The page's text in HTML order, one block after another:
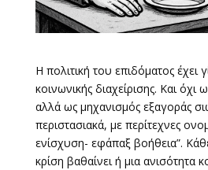
Η πολιτική του επιδόματος έχει
κοινωνικής διαχείρισης. Και όχι
αλλά ως μηχανισμός εξαγοράς
περιστασιακά, με περίτεχνες
ενίσχυση- εφάπαξ βοήθεια”.
κρίση βαθαίνει ή μια ανισότητα